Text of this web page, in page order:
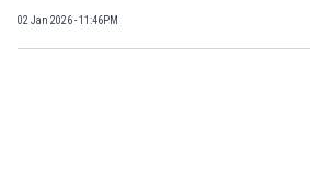
02 Jan 2026 - 11:46PM